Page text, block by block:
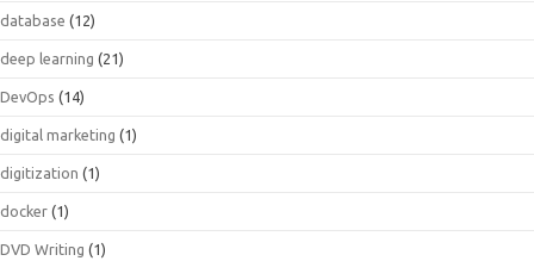
database (12)
deep learning (21)
DevOps (14)
digital marketing (1)
digitization (1)
docker (1)
DVD Writing (1)